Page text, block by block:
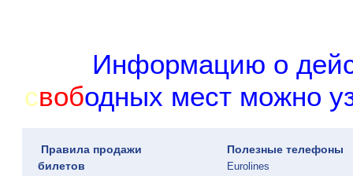
Информацию о дей
свободных мест можно у
Правила продажи
билетов
Полезные телефоны
Eurolines